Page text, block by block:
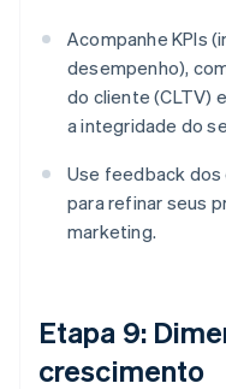
Acompanhe KPIs
desempenho),
do cliente (CLTV)
a integridade do
Use feedback dos
para refinar seus
marketing.
Etapa 9:
crescimento